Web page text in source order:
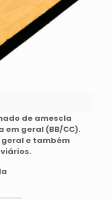
de amescla
geral (BB/CC).
e também